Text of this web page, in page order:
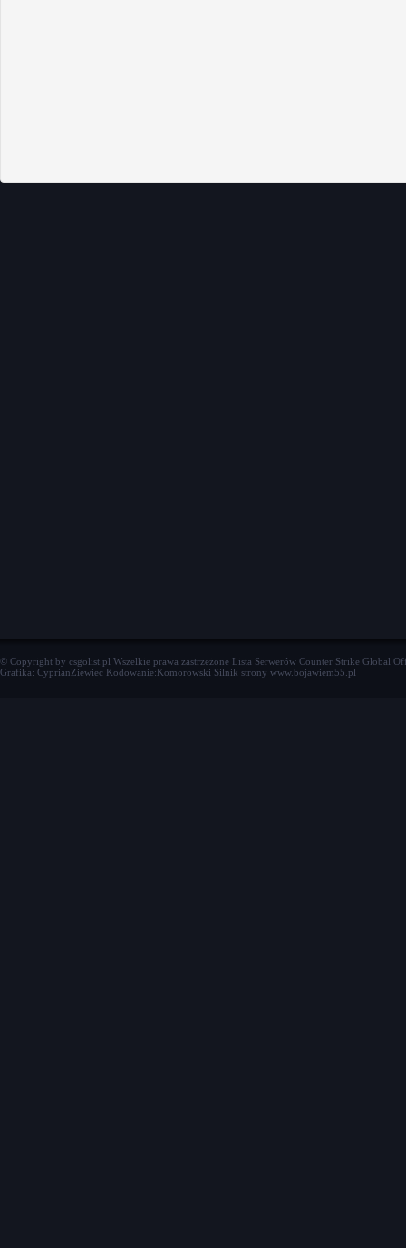
© Copyright by csgolist.pl Wszelkie prawa zastrzeżone Lista Serwerów Counter Strike Global
Grafika: CyprianZiewiec Kodowanie:Komorowski Silnik strony www.bojawiem55.pl